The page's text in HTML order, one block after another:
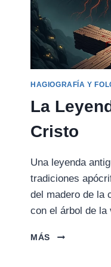
HAGIOGRAFÍA Y
La
Cristo
Una leyenda
tradiciones
del madero de la
con el árbol de
MÁS
LA